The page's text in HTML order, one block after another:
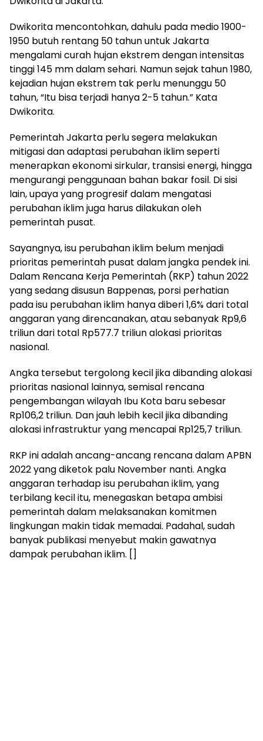
Dwikorita mencontohkan, dahulu pada medio 1900-
1950 butuh rentang 50 tahun untuk Jakarta
mengalami curah hujan ekstrem dengan intensitas
tinggi 145 mm dalam sehari. Namun sejak tahun 1980,
kejadian hujan ekstrem tak perlu menunggu 50
tahun, “Itu bisa terjadi hanya 2-5 tahun.” Kata
Dwikorita.
Pemerintah Jakarta perlu segera melakukan
mitigasi dan adaptasi perubahan iklim seperti
menerapkan ekonomi sirkular, transisi energi, hingga
mengurangi penggunaan bahan bakar fosil. Di sisi
lain, upaya yang progresif dalam mengatasi
perubahan iklim juga harus dilakukan oleh
pemerintah pusat.
Sayangnya, isu perubahan iklim belum menjadi
prioritas pemerintah pusat dalam jangka pendek ini.
Dalam Rencana Kerja Pemerintah (RKP) tahun 2022
yang sedang disusun Bappenas, porsi perhatian
pada isu perubahan iklim hanya diberi 1,6% dari total
anggaran yang direncanakan, atau sebanyak Rp9,6
triliun dari total Rp577.7 triliun alokasi prioritas
nasional.
Angka tersebut tergolong kecil jika dibanding alokasi
prioritas nasional lainnya, semisal rencana
pengembangan wilayah Ibu Kota baru sebesar
Rp106,2 triliun. Dan jauh lebih kecil jika dibanding
alokasi infrastruktur yang mencapai Rp125,7 triliun.
RKP ini adalah ancang-ancang rencana dalam APBN
2022 yang diketok palu November nanti. Angka
anggaran terhadap isu perubahan iklim, yang
terbilang kecil itu, menegaskan betapa ambisi
pemerintah dalam melaksanakan komitmen
lingkungan makin tidak memadai. Padahal, sudah
banyak publikasi menyebut makin gawatnya
dampak perubahan iklim. []